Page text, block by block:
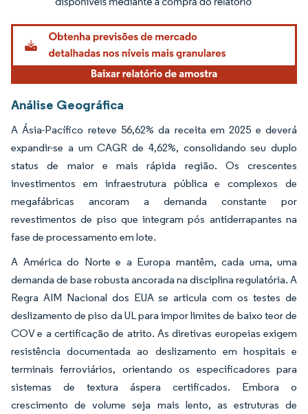
Análise Geográfica
A Ásia-Pacífico reteve 56,62% da receita em 2025 e deverá
expandir-se a um CAGR de 4,62%, consolidando seu duplo
status de maior e mais rápida região. Os crescentes
investimentos em infraestrutura pública e complexos de
megafábricas ancoram a demanda constante por
revestimentos de piso que integram pós antiderrapantes na
fase de processamento em lote.
A América do Norte e a Europa mantêm, cada uma, uma
demanda de base robusta ancorada na disciplina regulatória. A
Regra AIM Nacional dos EUA se articula com os testes de
deslizamento de piso da UL para impor limites de baixo teor de
COV e a certificação de atrito. As diretivas europeias exigem
resistência documentada ao deslizamento em hospitais e
terminais ferroviários, orientando os especificadores para
sistemas de textura áspera certificados. Embora o
crescimento de volume seja mais lento, as estruturas de